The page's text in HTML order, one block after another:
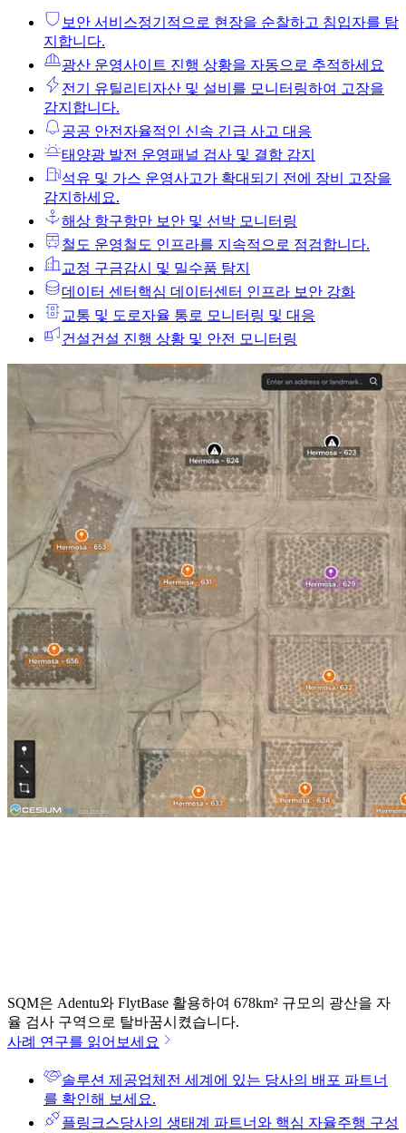
보안 서비스정기적으로 현장을 순찰하고 침입자를 탐
지합니다.
광산 운영사이트 진행 상황을 자동으로 추적하세요
전기 유틸리티 자산 및 설비를 모니터링하여 고장을
감지합니다.
공공 안전 자율적인 신속 긴급 사고 대응
태양광 발전 운영패널 검사 및 결함 감지
석유 및 가스 운영사고가 확대되기 전에 장비 고장을
감지하세요.
해상 항구항만 보안 및 선박 모니터링
철도 운영철도 인프라를 지속적으로 점검합니다.
교정 구금감시 및 밀수품 탐지
데이터 센터 핵심 데이터센터 인프라 보안 강화
교통 및 도로자율 통로 모니터링 및 대응
건설건설 진행 상황 및 안전 모니터링
SQM은 Adentu와 FlytBase 활용하여 678km² 규모의 광산을 자
율 검사 구역으로 탈바꿈시켰습니다.
사례 연구를 읽어보세요
솔루션 제공업체 전 세계에 있는 당사의 배포 파트너
를 확인해 보세요.
플링크스당사의 생태계 파트너와 핵심 자율주행 구성